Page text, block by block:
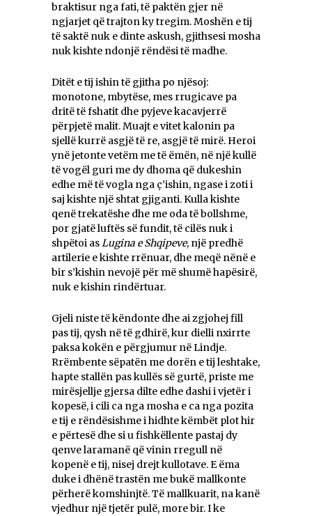
braktisur nga fati, të paktën gjer në
ngjarjet që trajton ky tregim. Moshën e tij
të saktë nuk e dinte askush, gjithsesi mosha
nuk kishte ndonjë rëndësi të madhe.
Ditët e tij ishin të gjitha po njësoj:
monotone, mbytëse, mes rrugicave pa
dritë të fshatit dhe pyjeve kacavjerrë
përpjetë malit. Muajt e vitet kalonin pa
sjellë kurrë asgjë të re, asgjë të mirë. Heroi
ynë jetonte vetëm me të ëmën, në një kullë
të vogël guri me dy dhoma që dukeshin
edhe më të vogla nga ç’ishin, ngase i zoti i
saj kishte një shtat gjiganti. Kulla kishte
qenë trekatëshe dhe me oda të bollshme,
por gjatë luftës së fundit, të cilës nuk i
shpëtoi asLugina e Shqipeve, një predhë
artilerie e kishte rrënuar, dhe meqë nënë e
bir s’kishin nevojë për më shumë hapësirë,
nuk e kishin rindërtuar.
Gjeli niste të këndonte dhe ai zgjohej fill
pas tij, qysh në të gdhirë, kur dielli nxirrte
paksa kokën e përgjumur në Lindje.
Rrëmbente sëpatën me dorën e tij leshtake,
hapte stallën pas kullës së gurtë, priste me
mirësjellje gjersa dilte edhe dashi i vjetër i
kopesë, i cili ca nga mosha e ca nga pozita
e tij e rëndësishme i hidhte këmbët plot hir
e përtesë dhe si u fishkëllente pastaj dy
qenve laramanë që vinin rregull në
kopenë e tij, nisej drejt kullotave. E ëma
duke i dhënë trastën me bukë mallkonte
përherë komshinjtë. Të mallkuarit, na kanë
vjedhur një tjetër pulë, more bir. I ke